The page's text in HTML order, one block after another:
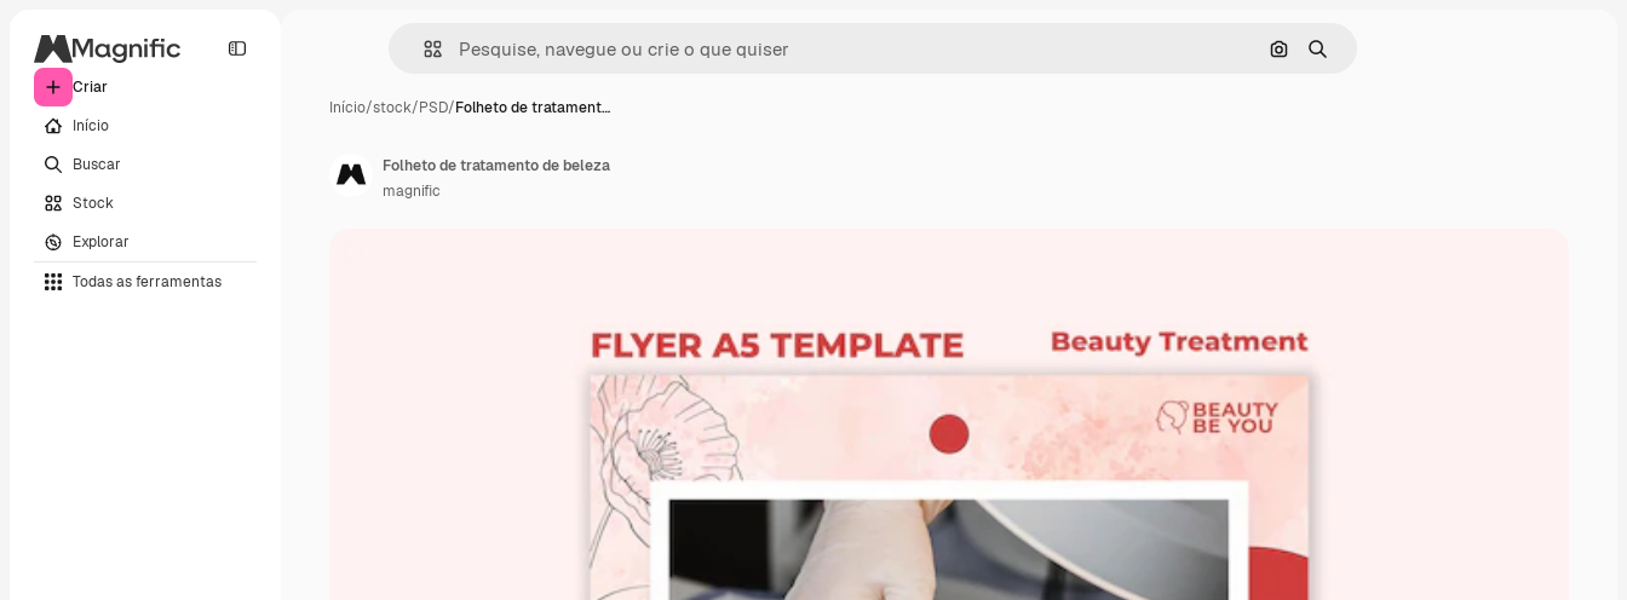
Criar
Início
Buscar
Stock
Explorar
Todas as ferramentas
Pesquisar por imagem
Buscar
Início/stock/PSD/Folheto de tratament…
Folheto de tratamento de beleza
magnific